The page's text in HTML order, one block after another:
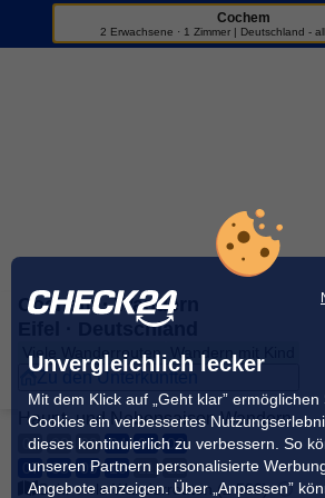
Sportreisen
Unvergleichlich lecker
Mit dem Klick auf „Geht klar”
Cookies ein verbessertes
dieses kontinuierlich zu verbessern. So
unseren Partnern personalisierte
Angebote anzeigen. Über „Anpassen”
Cochem
2 Erwachsene · 1 Zimmer | Deutschland -
Cochem · Wandern
Eifel · Deutschland
Viele Wanderrouten Wandern mit Kind
Zu den Unterkünften
Haupt- und Nebensaison Wandern
01 02 03 04 05
06
07
08 09 10 11
12
Sehr viele Wanderrouten (≥ 500)